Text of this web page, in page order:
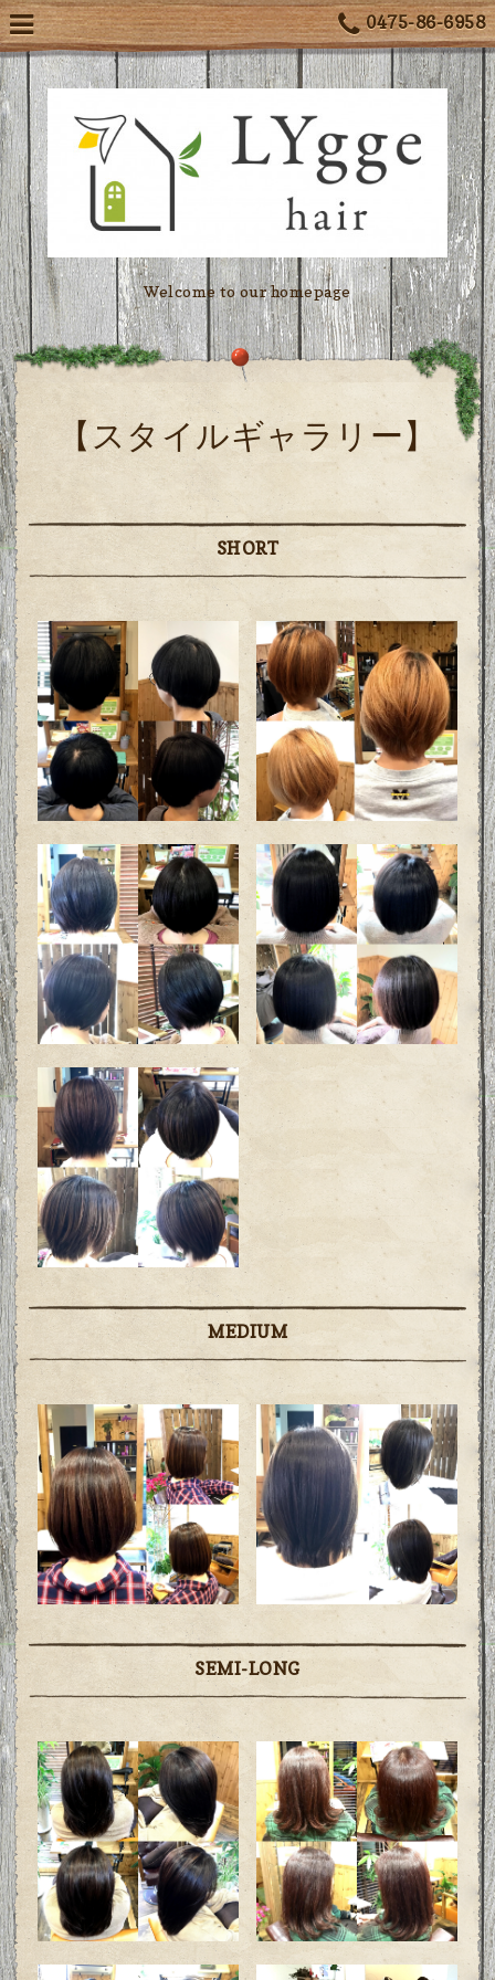
0475-86-6958
Welcome to our homepage
【スタイルギャラリー】
SHORT
MEDIUM
SEMI-LONG